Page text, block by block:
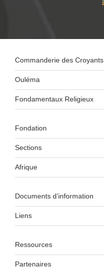
Commanderie des Croyants
Ouléma
Fondamentaux Religieux
Fondation
Sections
Afrique
Documents d’information
Liens
Ressources
Partenaires